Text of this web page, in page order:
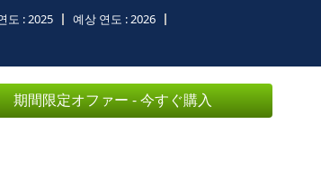
도 :2025 예상 연도 :2026
期間限定オファー - 今すぐ購入